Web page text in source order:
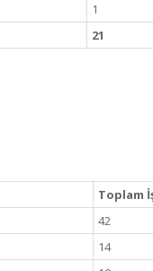
1
21
Toplam
42
14